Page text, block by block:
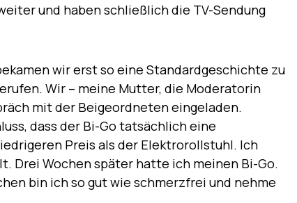
und haben schließlich die TV-Sendung
wir erst so eine Standardgeschichte zu
Wir – meine Mutter, die Moderatorin
mit der Beigeordneten eingeladen.
dass der Bi-Go tatsächlich eine
Preis als der Elektrorollstuhl. Ich
Drei Wochen später hatte ich meinen Bi-Go.
bin ich so gut wie schmerzfrei und nehme